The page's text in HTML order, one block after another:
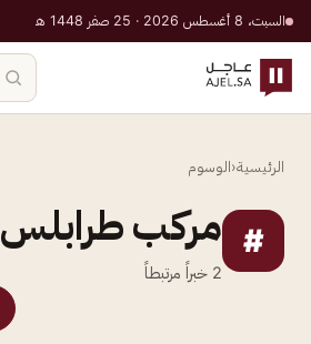
السبت، 8 أغسطس 2026 · 25 صفر 1448 هـ
الرئيسية‹الوسوم
# مركب طرابلس
2 خبراً مرتبطاً